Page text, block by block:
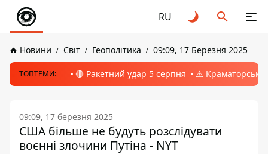
RU
Новини Світ Геополітика 09:09, 17 Березня 2025
ТОПТЕМИ: 🔴 Ракетний удар 5 серпня ⚠️ Краматорськ,
09:09, 17 березня 2025
США більше не будуть розслідувати
воєнні злочини Путіна - NYT